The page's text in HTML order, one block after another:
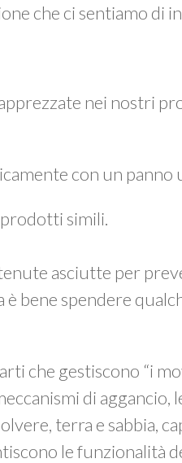
che ci sentiamo di
nei nostri
con un panno
simili.
asciutte per
è bene spendere
che gestiscono “i
di
terra e sabbia,
le funzionalità